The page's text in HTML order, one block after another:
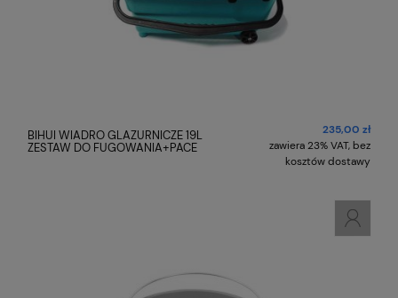
BIHUI WIADRO GLAZURNICZE 19L
ZESTAW DO FUGOWANIA+PACE
235,00 zł
zawiera 23% VAT, bez
kosztów dostawy